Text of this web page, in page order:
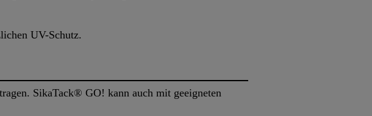
UV-Schutz.
SikaTack® GO! kann auch mit geeigneten